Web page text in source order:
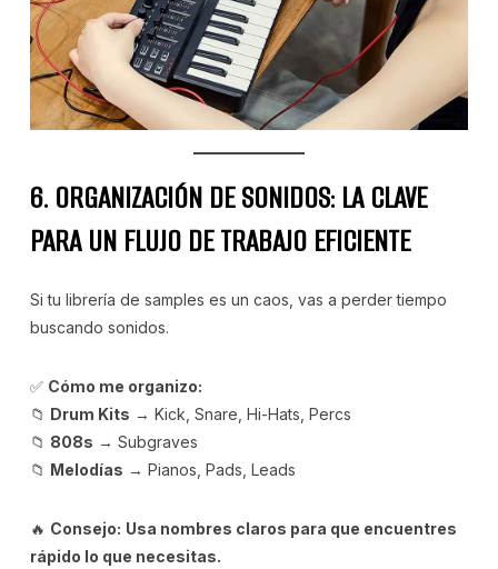
6. ORGANIZACIÓN DE SONIDOS: LA CLAVE
PARA UN FLUJO DE TRABAJO EFICIENTE
Si tu librería de samples es un caos, vas a perder tiempo
buscando sonidos.
✅ Cómo me organizo:
📁 Drum Kits → Kick, Snare, Hi-Hats, Percs
📁 808s → Subgraves
📁 Melodías → Pianos, Pads, Leads
🔥 Consejo: Usa nombres claros para que encuentres
rápido lo que necesitas.